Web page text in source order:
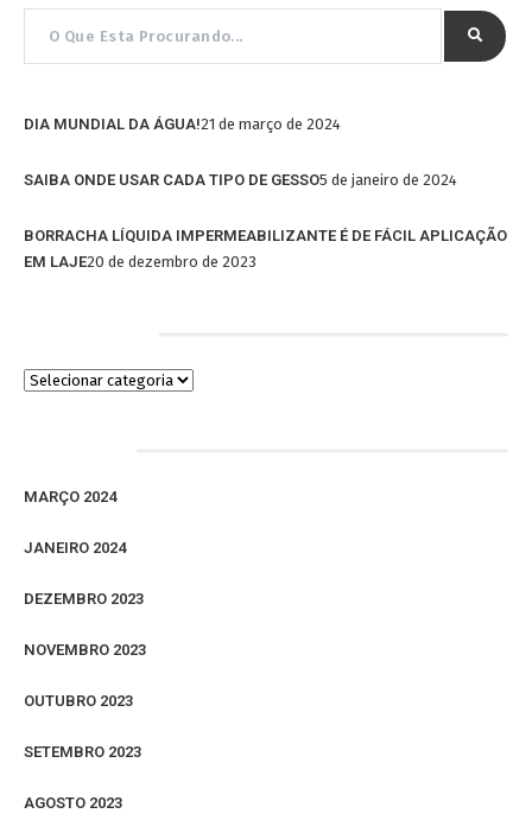
DIA MUNDIAL DA ÁGUA!21 de março de 2024
SAIBA ONDE USAR CADA TIPO DE GESSO5 de janeiro de 2024
BORRACHA LÍQUIDA IMPERMEABILIZANTE É DE FÁCIL APLICAÇÃO
EM LAJE20 de dezembro de 2023
MARÇO 2024
JANEIRO 2024
DEZEMBRO 2023
NOVEMBRO 2023
OUTUBRO 2023
SETEMBRO 2023
AGOSTO 2023